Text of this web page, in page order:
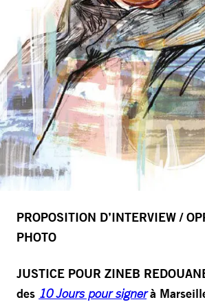
PROPOSITION D’INTERVIEW /
PHOTO
JUSTICE POUR ZINEB
des 10 Jours pour signerà